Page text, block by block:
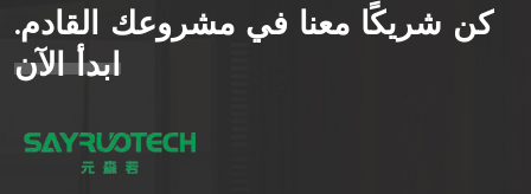
الوظائف العصرية والسحر
الطبيعي، مما يجعل عمليات
كن شريكًا معنا في مشروعك القادم.
ابدأ الآن